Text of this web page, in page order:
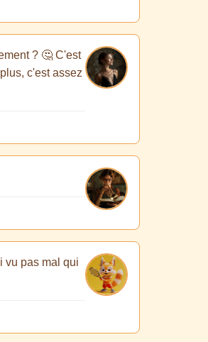
? 🤔 C'est
c'est assez
vu pas mal qui